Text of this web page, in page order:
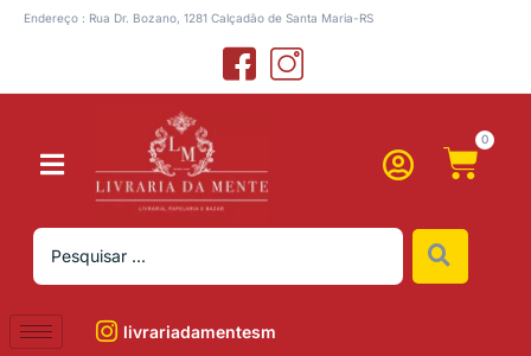
Endereço : Rua Dr. Bozano, 1281 Calçadão de Santa Maria-RS
0
livrariadamentesm